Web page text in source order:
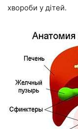
хвороби у дітей.